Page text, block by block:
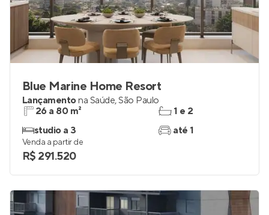
Blue Marine Home Resort
Lançamentona Saúde,São Paulo
26 a 80 m²
studio a 3
1 e 2
até 1
Venda a partir de
R$ 291.520